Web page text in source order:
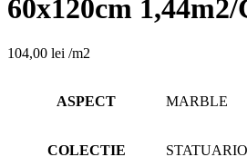
60x120cm
104,00 lei /m2
ASPECT MARBLE
COLECTIE STATUARIO